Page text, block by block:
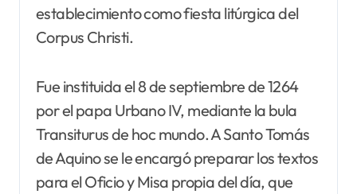
establecimiento como fiesta litúrgica del
Corpus Christi.
Fue instituida el 8 de septiembre de 1264
por el papa Urbano IV, mediante la bula
Transiturus de hoc mundo. A Santo Tomás
de Aquino se le encargó preparar los textos
para el Oficio y Misa propia del día, que